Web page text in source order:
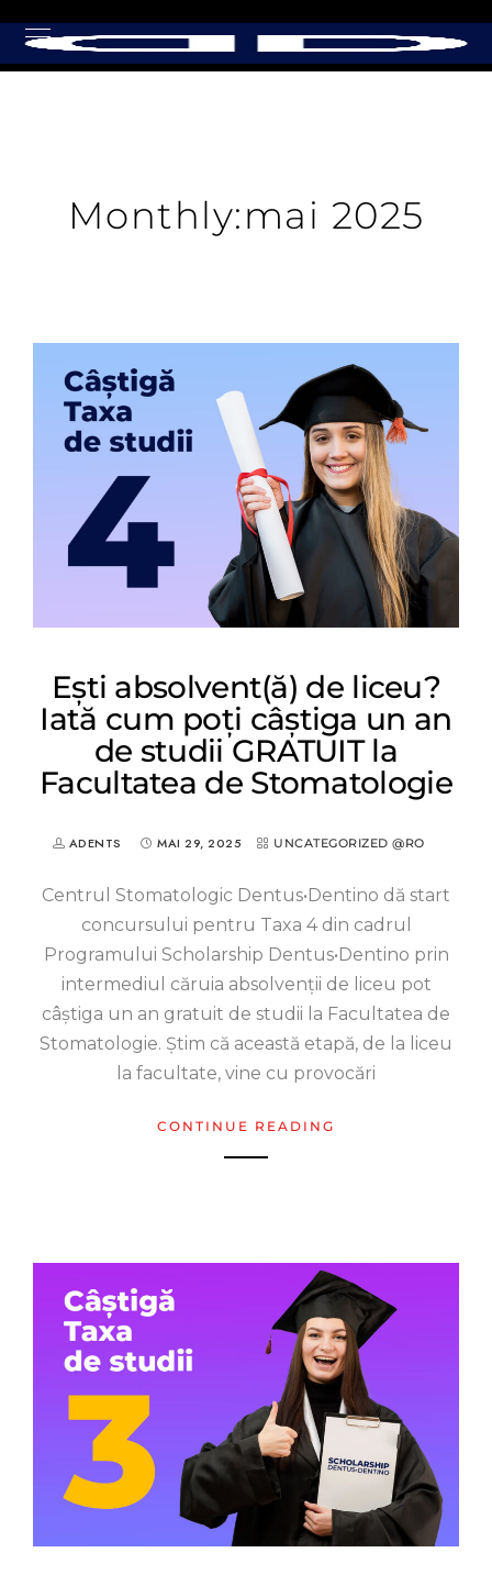
Monthly:mai 2025
Ești absolvent(ă) de liceu?
Iată cum poți câștiga un an
de studii GRATUIT la
Facultatea de Stomatologie
ADENTS MAI 29, 2025 UNCATEGORIZED @RO
Centrul Stomatologic Dentus•Dentino dă start
concursului pentru Taxa 4 din cadrul
Programului Scholarship Dentus•Dentino prin
intermediul căruia absolvenții de liceu pot
câștiga un an gratuit de studii la Facultatea de
Stomatologie. Știm că această etapă, de la liceu
la facultate, vine cu provocări
CONTINUE READING